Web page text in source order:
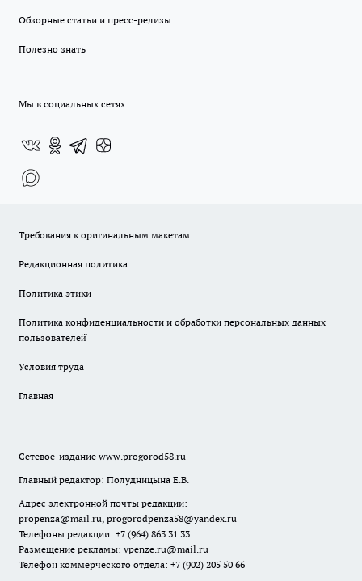
Обзорные статьи и пресс-релизы
Полезно знать
Мы в социальных сетях
Требования к оригинальным макетам
Редакционная политика
Политика этики
Политика конфиденциальности и обработки персональных данных
пользователей̆
Условия труда
Главная
Сетевое-издание www.progorod58.ru
Главный редактор: Полудницына Е.В.
Адрес электронной почты редакции:
propenza@mail.ru, progorodpenza58@yandex.ru
Телефоны редакции: +7 (964) 863 31 33
Размещение рекламы: vpenze.ru@mail.ru
Телефон коммерческого отдела: +7 (902) 205 50 66